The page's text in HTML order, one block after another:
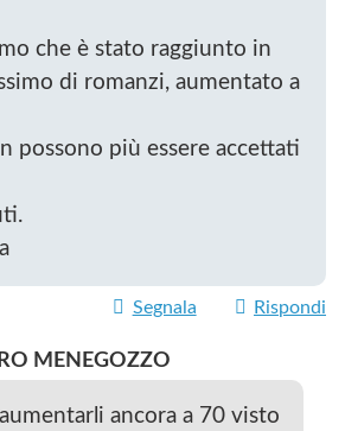
che è stato raggiunto in
di romanzi, aumentato a
possono più essere accettati
Segnala Rispondi
MENEGOZZO
ancora a 70 visto